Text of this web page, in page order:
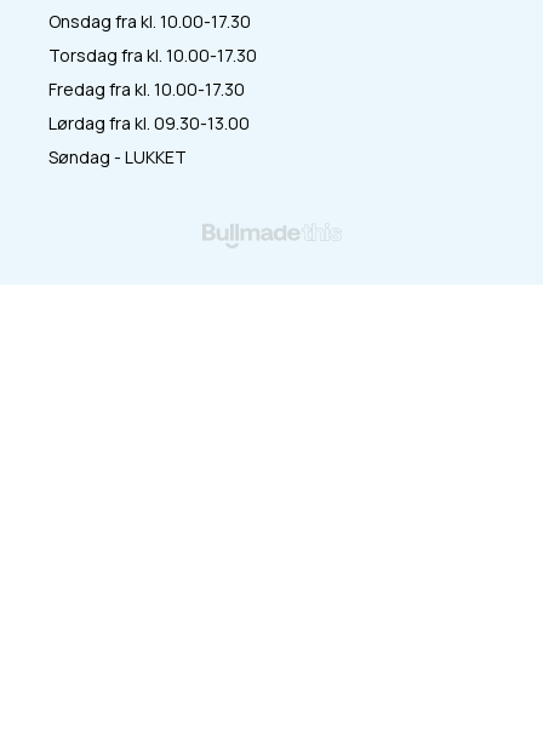
Onsdag fra kl. 10.00-17.30
Torsdag fra kl. 10.00-17.30
Fredag fra kl. 10.00-17.30
Lørdag fra kl. 09.30-13.00
Søndag - LUKKET